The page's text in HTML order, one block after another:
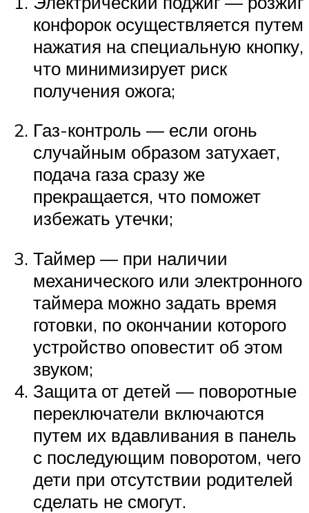
конфорок осуществляется путем
нажатия на специальную кнопку,
что минимизирует риск
получения ожога;
Газ-контроль — если огонь
случайным образом затухает,
подача газа сразу же
прекращается, что поможет
избежать утечки;
Таймер — при наличии
механического или электронного
таймера можно задать время
готовки, по окончании которого
устройство оповестит об этом
звуком;
Защита от детей — поворотные
переключатели включаются
путем их вдавливания в панель
с последующим поворотом, чего
дети при отсутствии родителей
сделать не смогут.